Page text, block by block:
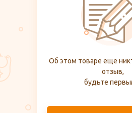
Об этом товаре еще
отзыв,
будьте